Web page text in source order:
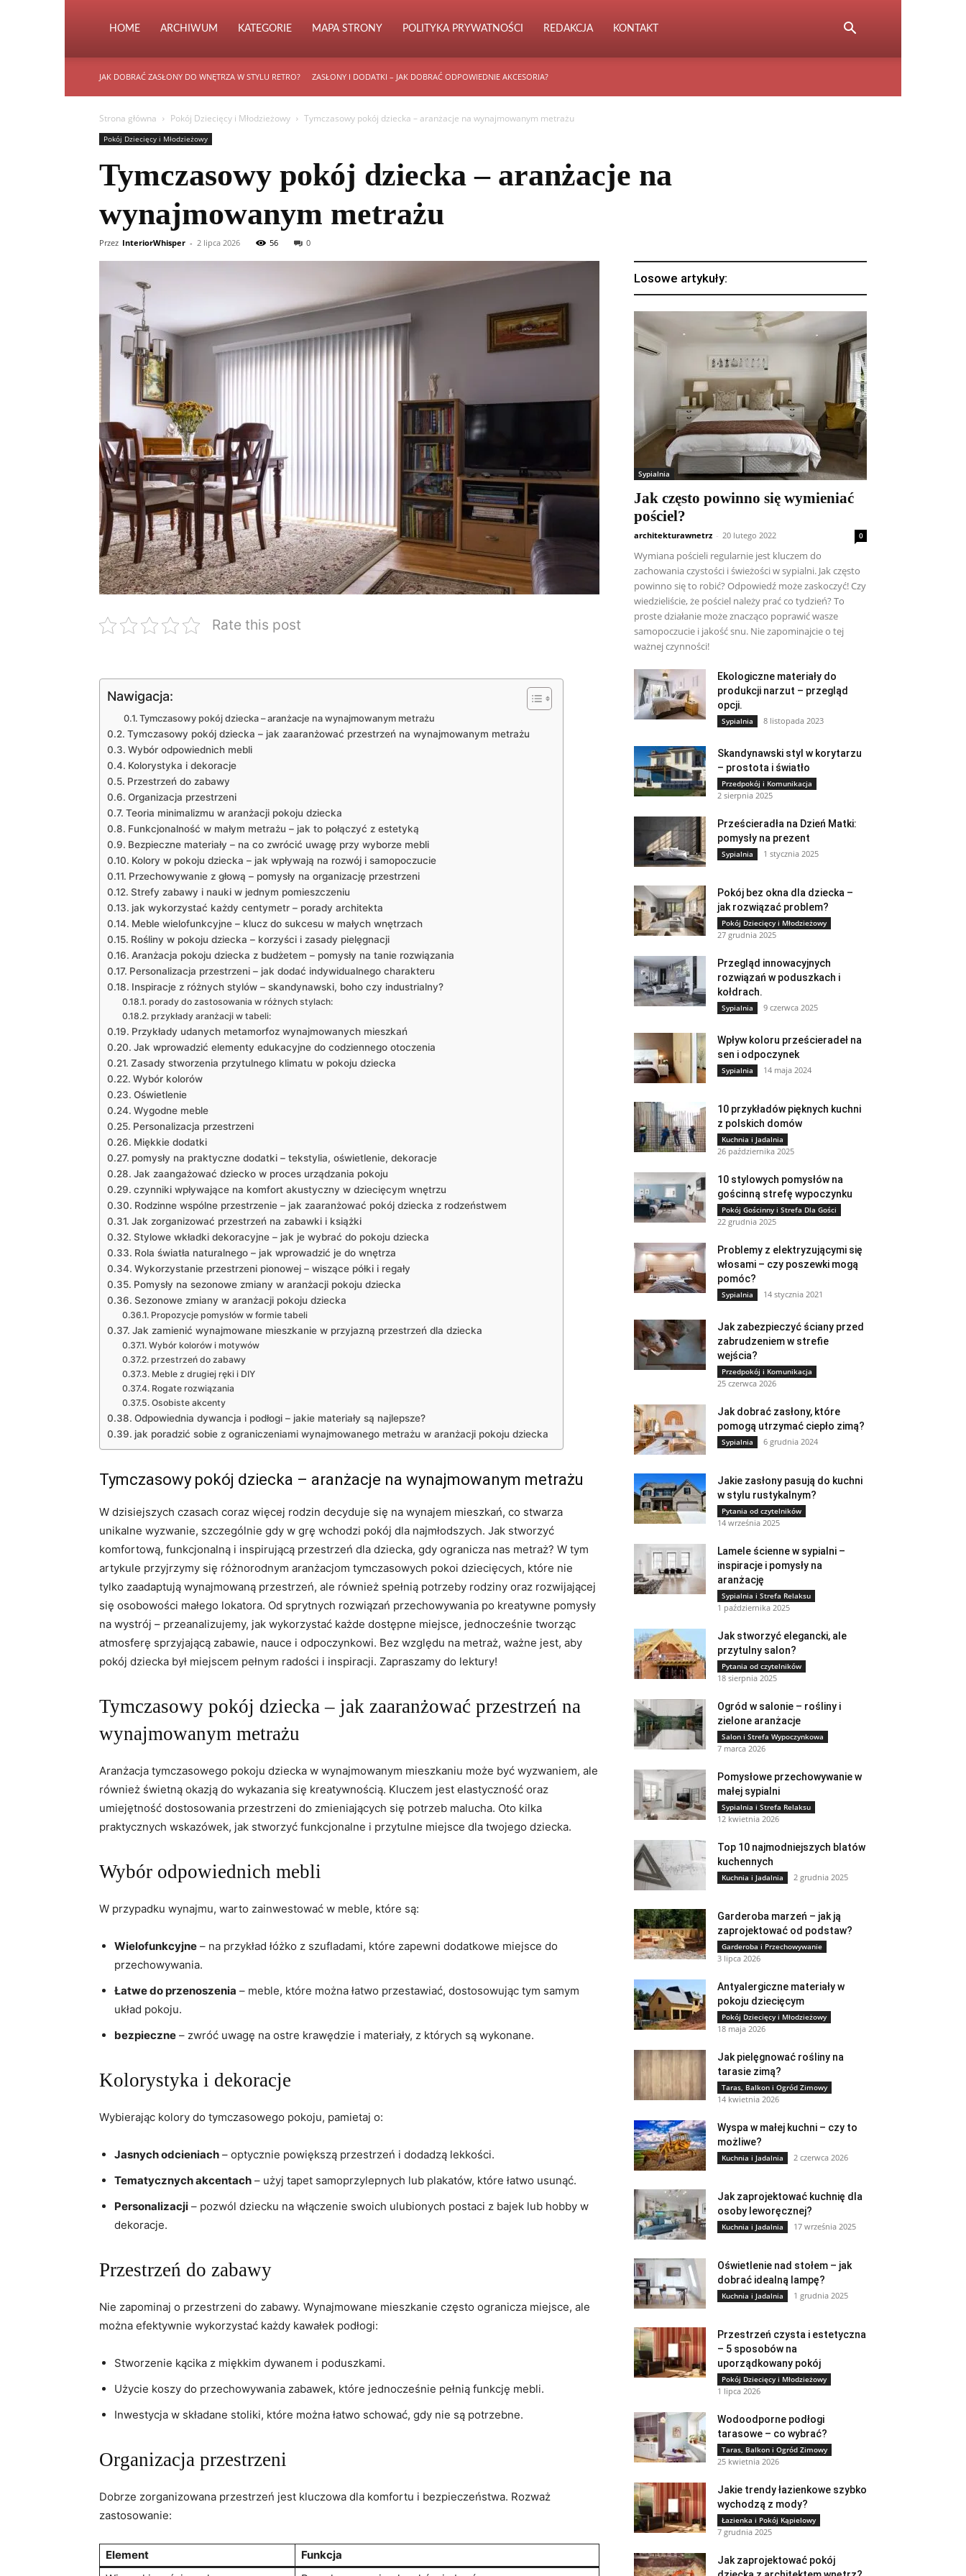
HOME ARCHIWUM KATEGORIE MAPA STRONY POLITYKA PRYWATNOŚCI REDAKCJA KONTAKT
JAK DOBRAĆ ZASŁONY DO WNĘTRZA W STYLU RETRO? ZASŁONY I DODATKI – JAK DOBRAĆ ODPOWIEDNIE AKCESORIA?
Strona główna Pokój Dziecięcy i Młodzieżowy Tymczasowy pokój dziecka – aranżacje na wynajmowanym metrażu
Pokój Dziecięcy i Młodzieżowy
Tymczasowy pokój dziecka – aranżacje na
wynajmowanym metrażu
Przez InteriorWhisper - 2 lipca 2026 56 0
Rate this post
Nawigacja:
Tymczasowy pokój dziecka – aranżacje na wynajmowanym metrażu
Tymczasowy pokój dziecka – jak zaaranżować przestrzeń na wynajmowanym metrażu
Wybór odpowiednich mebli
Kolorystyka i dekoracje
Przestrzeń do zabawy
Organizacja przestrzeni
Teoria minimalizmu w aranżacji pokoju dziecka
Funkcjonalność w małym metrażu – jak to połączyć z estetyką
Bezpieczne materiały – na co zwrócić uwagę przy wyborze mebli
Kolory w pokoju dziecka – jak wpływają na rozwój i samopoczucie
Przechowywanie z głową – pomysły na organizację przestrzeni
Strefy zabawy i nauki w jednym pomieszczeniu
jak wykorzystać każdy centymetr – porady architekta
Meble wielofunkcyjne – klucz do sukcesu w małych wnętrzach
Rośliny w pokoju dziecka – korzyści i zasady pielęgnacji
Aranżacja pokoju dziecka z budżetem – pomysły na tanie rozwiązania
Personalizacja przestrzeni – jak dodać indywidualnego charakteru
Inspiracje z różnych stylów – skandynawski, boho czy industrialny?
porady do zastosowania w różnych stylach:
przykłady aranżacji w tabeli:
Przykłady udanych metamorfoz wynajmowanych mieszkań
Jak wprowadzić elementy edukacyjne do codziennego otoczenia
Zasady stworzenia przytulnego klimatu w pokoju dziecka
Wybór kolorów
Oświetlenie
Wygodne meble
Personalizacja przestrzeni
Miękkie dodatki
pomysły na praktyczne dodatki – tekstylia, oświetlenie, dekoracje
Jak zaangażować dziecko w proces urządzania pokoju
czynniki wpływające na komfort akustyczny w dziecięcym wnętrzu
Rodzinne wspólne przestrzenie – jak zaaranżować pokój dziecka z rodzeństwem
Jak zorganizować przestrzeń na zabawki i książki
Stylowe wkładki dekoracyjne – jak je wybrać do pokoju dziecka
Rola światła naturalnego – jak wprowadzić je do wnętrza
Wykorzystanie przestrzeni pionowej – wiszące półki i regały
Pomysły na sezonowe zmiany w aranżacji pokoju dziecka
Sezonowe zmiany w aranżacji pokoju dziecka
Propozycje pomysłów w formie tabeli
Jak zamienić wynajmowane mieszkanie w przyjazną przestrzeń dla dziecka
Wybór kolorów i motywów
przestrzeń do zabawy
Meble z drugiej ręki i DIY
Rogate rozwiązania
Osobiste akcenty
Odpowiednia dywancja i podłogi – jakie materiały są najlepsze?
jak poradzić sobie z ograniczeniami wynajmowanego metrażu w aranżacji pokoju dziecka
Tymczasowy pokój dziecka – aranżacje na wynajmowanym metrażu
W dzisiejszych czasach coraz więcej rodzin decyduje się na wynajem mieszkań, co stwarza
unikalne wyzwanie, szczególnie gdy w grę wchodzi pokój dla najmłodszych. Jak stworzyć
komfortową, funkcjonalną i inspirującą przestrzeń dla dziecka, gdy ogranicza nas metraż? W tym
artykule przyjrzymy się różnorodnym aranżacjom tymczasowych pokoi dziecięcych, które nie
tylko zaadaptują wynajmowaną przestrzeń, ale również spełnią potrzeby rodziny oraz rozwijającej
się osobowości małego lokatora. Od sprytnych rozwiązań przechowywania po kreatywne pomysły
na wystrój – przeanalizujemy, jak wykorzystać każde dostępne miejsce, jednocześnie tworząc
atmosferę sprzyjającą zabawie, nauce i odpoczynkowi. Bez względu na metraż, ważne jest, aby
pokój dziecka był miejscem pełnym radości i inspiracji. Zapraszamy do lektury!
Tymczasowy pokój dziecka – jak zaaranżować przestrzeń na
wynajmowanym metrażu
Aranżacja tymczasowego pokoju dziecka w wynajmowanym mieszkaniu może być wyzwaniem, ale
również świetną okazją do wykazania się kreatywnością. Kluczem jest elastyczność oraz
umiejętność dostosowania przestrzeni do zmieniających się potrzeb malucha. Oto kilka
praktycznych wskazówek, jak stworzyć funkcjonalne i przytulne miejsce dla twojego dziecka.
Wybór odpowiednich mebli
W przypadku wynajmu, warto zainwestować w meble, które są:
Wielofunkcyjne – na przykład łóżko z szufladami, które zapewni dodatkowe miejsce do
przechowywania.
Łatwe do przenoszenia – meble, które można łatwo przestawiać, dostosowując tym samym
układ pokoju.
bezpieczne – zwróć uwagę na ostre krawędzie i materiały, z których są wykonane.
Kolorystyka i dekoracje
Wybierając kolory do tymczasowego pokoju, pamietaj o:
Jasnych odcieniach – optycznie powiększą przestrzeń i dodadzą lekkości.
Tematycznych akcentach – użyj tapet samoprzylepnych lub plakatów, które łatwo usunąć.
Personalizacji – pozwól dziecku na włączenie swoich ulubionych postaci z bajek lub hobby w
dekoracje.
Przestrzeń do zabawy
Nie zapominaj o przestrzeni do zabawy. Wynajmowane mieszkanie często ogranicza miejsce, ale
można efektywnie wykorzystać każdy kawałek podłogi:
Stworzenie kącika z miękkim dywanem i poduszkami.
Użycie koszy do przechowywania zabawek, które jednocześnie pełnią funkcję mebli.
Inwestycja w składane stoliki, które można łatwo schować, gdy nie są potrzebne.
Organizacja przestrzeni
Dobrze zorganizowana przestrzeń jest kluczowa dla komfortu i bezpieczeństwa. Rozważ
zastosowanie:
Element
Funkcja
Losowe artykuły:
Sypialnia
Jak często powinno się wymieniać
pościel?
architekturawnetrz - 20 lutego 2022 0
Wymiana pościeli regularnie jest kluczem do
zachowania czystości i świeżości w sypialni. Jak często
powinno się to robić? Odpowiedź może zaskoczyć! Czy
wiedzieliście, że pościel należy prać co tydzień? To
proste działanie może znacząco poprawić wasze
samopoczucie i jakość snu. Nie zapominajcie o tej
ważnej czynności!
Ekologiczne materiały do
produkcji narzut – przegląd
opcji.
Sypialnia 8 listopada 2023
Skandynawski styl w korytarzu
– prostota i światło
Przedpokój i Komunikacja
2 sierpnia 2025
Prześcieradła na Dzień Matki:
pomysły na prezent
Sypialnia 1 stycznia 2025
Pokój bez okna dla dziecka –
jak rozwiązać problem?
Pokój Dziecięcy i Młodzieżowy
27 grudnia 2025
Przegląd innowacyjnych
rozwiązań w poduszkach i
kołdrach.
Sypialnia 9 czerwca 2025
Wpływ koloru prześcieradeł na
sen i odpoczynek
Sypialnia 14 maja 2024
10 przykładów pięknych kuchni
z polskich domów
Kuchnia i Jadalnia
26 października 2025
10 stylowych pomysłów na
gościnną strefę wypoczynku
Pokój Gościnny i Strefa Dla Gości
22 grudnia 2025
Problemy z elektryzującymi się
włosami – czy poszewki mogą
pomóc?
Sypialnia 14 stycznia 2021
Jak zabezpieczyć ściany przed
zabrudzeniem w strefie
wejścia?
Przedpokój i Komunikacja
25 czerwca 2026
Jak dobrać zasłony, które
pomogą utrzymać ciepło zimą?
Sypialnia 6 grudnia 2024
Jakie zasłony pasują do kuchni
w stylu rustykalnym?
Pytania od czytelników
14 września 2025
Lamele ścienne w sypialni –
inspiracje i pomysły na
aranżację
Sypialnia i Strefa Relaksu
1 października 2025
Jak stworzyć elegancki, ale
przytulny salon?
Pytania od czytelników
18 sierpnia 2025
Ogród w salonie – rośliny i
zielone aranżacje
Salon i Strefa Wypoczynkowa
7 marca 2026
Pomysłowe przechowywanie w
małej sypialni
Sypialnia i Strefa Relaksu
12 kwietnia 2026
Top 10 najmodniejszych blatów
kuchennych
Kuchnia i Jadalnia 2 grudnia 2025
Garderoba marzeń – jak ją
zaprojektować od podstaw?
Garderoba i Przechowywanie
3 lipca 2026
Antyalergiczne materiały w
pokoju dziecięcym
Pokój Dziecięcy i Młodzieżowy
18 maja 2026
Jak pielęgnować rośliny na
tarasie zimą?
Taras, Balkon i Ogród Zimowy
14 kwietnia 2026
Wyspa w małej kuchni – czy to
możliwe?
Kuchnia i Jadalnia 2 czerwca 2026
Jak zaprojektować kuchnię dla
osoby leworęcznej?
Kuchnia i Jadalnia 17 września 2025
Oświetlenie nad stołem – jak
dobrać idealną lampę?
Kuchnia i Jadalnia 1 grudnia 2025
Przestrzeń czysta i estetyczna
– 5 sposobów na
uporządkowany pokój
Pokój Dziecięcy i Młodzieżowy
1 lipca 2026
Wodoodporne podłogi
tarasowe – co wybrać?
Taras, Balkon i Ogród Zimowy
25 kwietnia 2026
Jakie trendy łazienkowe szybko
wychodzą z mody?
Łazienka i Pokój Kąpielowy
7 grudnia 2025
Jak zaprojektować pokój